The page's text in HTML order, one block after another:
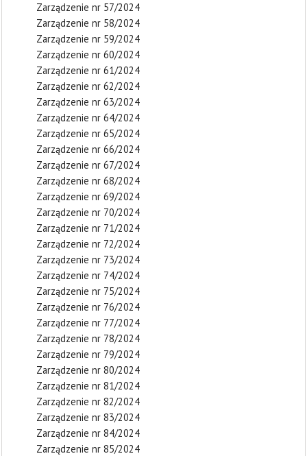
Zarządzenie nr 57/2024
Zarządzenie nr 58/2024
Zarządzenie nr 59/2024
Zarządzenie nr 60/2024
Zarządzenie nr 61/2024
Zarządzenie nr 62/2024
Zarządzenie nr 63/2024
Zarządzenie nr 64/2024
Zarządzenie nr 65/2024
Zarządzenie nr 66/2024
Zarządzenie nr 67/2024
Zarządzenie nr 68/2024
Zarządzenie nr 69/2024
Zarządzenie nr 70/2024
Zarządzenie nr 71/2024
Zarządzenie nr 72/2024
Zarządzenie nr 73/2024
Zarządzenie nr 74/2024
Zarządzenie nr 75/2024
Zarządzenie nr 76/2024
Zarządzenie nr 77/2024
Zarządzenie nr 78/2024
Zarządzenie nr 79/2024
Zarządzenie nr 80/2024
Zarządzenie nr 81/2024
Zarządzenie nr 82/2024
Zarządzenie nr 83/2024
Zarządzenie nr 84/2024
Zarządzenie nr 85/2024